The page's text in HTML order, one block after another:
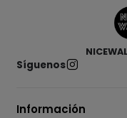
Síguenos
Información